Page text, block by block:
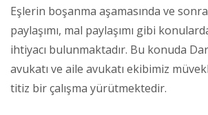
Eşlerin boşanma aşamasında ve
paylaşımı, mal paylaşımı gibi
ihtiyacı bulunmaktadır. Bu konuda
avukatı ve aile avukatı ekibimiz
titiz bir çalışma yürütmektedir.